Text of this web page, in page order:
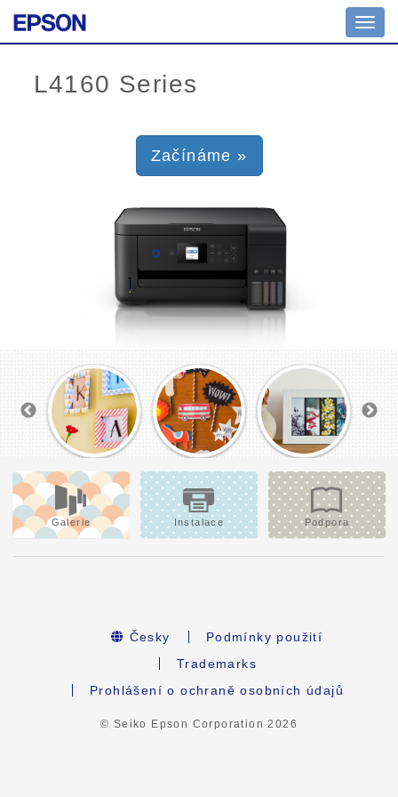
Začínáme »
Galerie Instalace Podpora
Česky
Podmínky použití
Trademarks
Prohlášení o ochraně osobních údajů
© Seiko Epson Corporation2026